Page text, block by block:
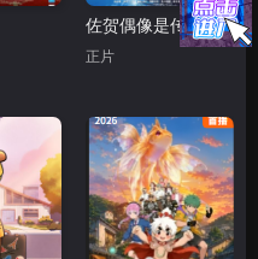
佐贺偶像是传奇 梦想银河乐园
正片